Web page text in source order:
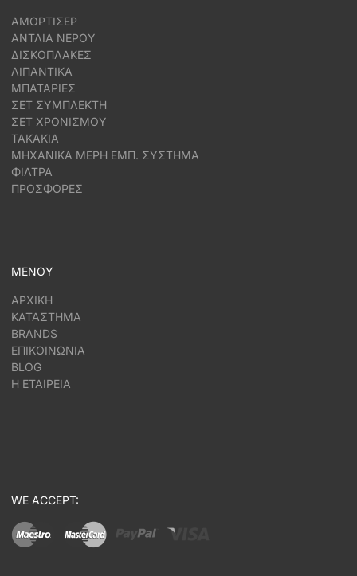
ΑΜΟΡΤΙΣΕΡ
ΑΝΤΛΙΑ ΝΕΡΟΥ
ΔΙΣΚΟΠΛΑΚΕΣ
ΛΙΠΑΝΤΙΚΑ
ΜΠΑΤΑΡΙΕΣ
ΣΕΤ ΣΥΜΠΛΕΚΤΗ
ΣΕΤ ΧΡΟΝΙΣΜΟΥ
ΤΑΚΑΚΙΑ
ΜΗΧΑΝΙΚΑ ΜΕΡΗ ΕΜΠ. ΣΥΣΤΗΜΑ
ΦΙΛΤΡΑ
ΠΡΟΣΦΟΡΕΣ
ΜΕΝΟΥ
ΑΡΧΙΚΗ
ΚΑΤΑΣΤΗΜΑ
BRANDS
ΕΠΙΚΟΙΝΩΝΙΑ
BLOG
Η ΕΤΑΙΡΕΙΑ
WE ACCEPT: